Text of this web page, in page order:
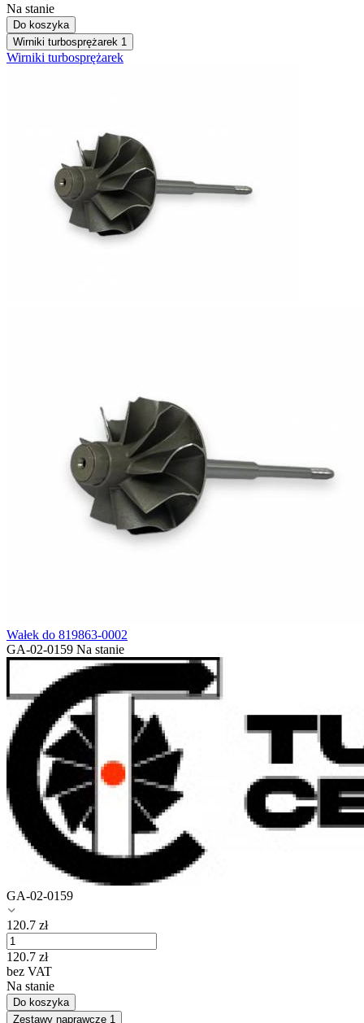
Na stanie
Do koszyka
Wirniki turbosprężarek 1
Wirniki turbosprężarek
Wałek do 819863-0002
GA-02-0159 Na stanie
GA-02-0159
120.7 zł
120.7 zł
bez VAT
Na stanie
Do koszyka
Zestawy naprawcze 1